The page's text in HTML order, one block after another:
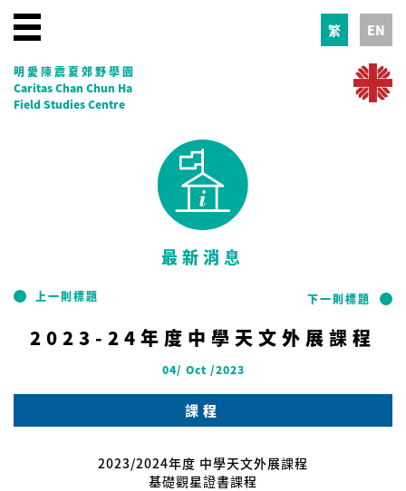
繁 EN
明愛陳震夏郊野學園
Caritas Chan Chun Ha
Field Studies Centre
最新消息
上一則標題 下一則標題
2023-24年度中學天文外展課程
04/ Oct /2023
課程
2023/2024年度 中學天文外展課程
基礎觀星證書課程